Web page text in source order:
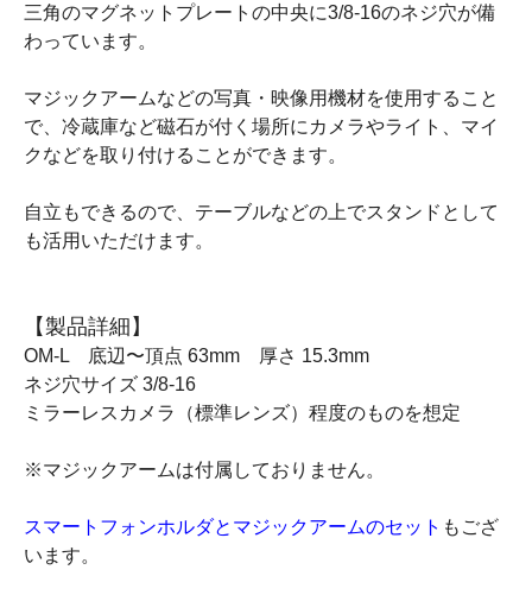
三角のマグネットプレートの中央に3/8-16のネジ穴が備
わっています。
マジックアームなどの写真・映像用機材を使用すること
で、冷蔵庫など磁石が付く場所にカメラやライト、マイ
クなどを取り付けることができます。
自立もできるので、テーブルなどの上でスタンドとして
も活用いただけます。
【製品詳細】
OM-L 底辺〜頂点 63mm 厚さ 15.3mm
ネジ穴サイズ 3/8-16
ミラーレスカメラ（標準レンズ）程度のものを想定
※マジックアームは付属しておりません。
スマートフォンホルダとマジックアームのセット もござ
います。